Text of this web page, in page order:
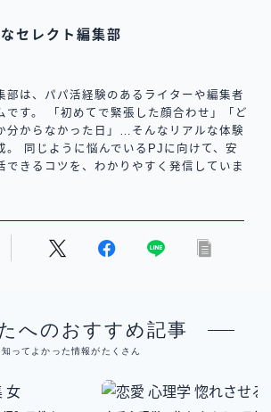
セレクト編集部
部は、パパ活経験のあるライターや編集者
です。 「初めてで緊張した顔合わせ」「ど
分からなかった日」…そんなリアルな体験
。 同じように悩んでいるPJに向けて、安
できるコツを、わかりやすく発信していま
へのおすすめ記事
知ってよかった情報がたくさん